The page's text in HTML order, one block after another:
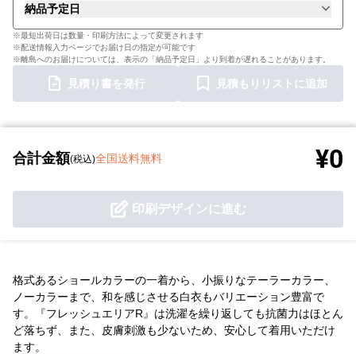
納品予定日
※最短出荷日は数量・印刷方法によって変更されます
※配送情報入力ページでお届け日の指定が可能です
※離島へのお届けについては、表示の「納品予定日」より到着が遅れることがあります。
見積り書を発行 見積もりリストに追加
合計金額(税込)全国送料無料 ¥0
印刷デザインに進む
格式あるショールカラーの一着から、小振りなテーラーカラー、
ノーカラーまで、和を感じさせる白衣もバリエーション豊富で
す。『フレッシュエリアR』は洗濯を繰り返しても抗菌力はほとん
ど落ちず、また、皮膚刺激も少ないため、安心して着用いただけ
ます。